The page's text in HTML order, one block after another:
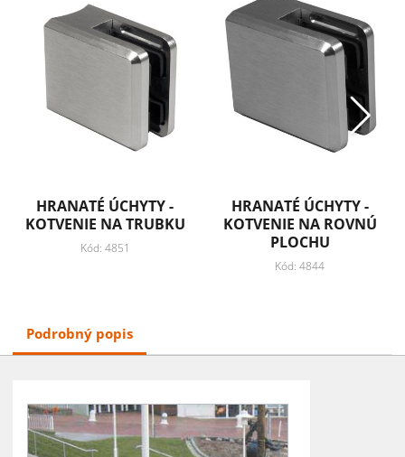
HRANATÉ ÚCHYTY -
KOTVENIE NA TRUBKU
Kód: 4851
HRANATÉ ÚCHYTY -
KOTVENIE NA ROVNÚ
PLOCHU
Kód: 4844
Podrobný popis